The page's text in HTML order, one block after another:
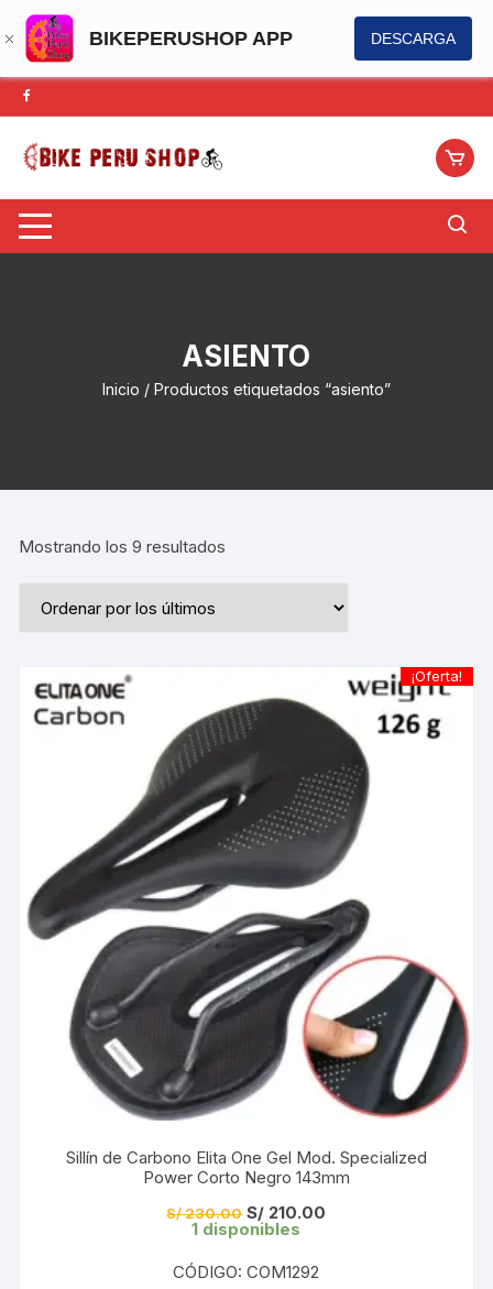
BIKEPERUSHOP APP DESCARGA
Saltar
al
contenido
ASIENTO
Inicio / Productos etiquetados “asiento”
Mostrando los 9 resultados
¡Oferta!
Sillín de Carbono Elita One Gel Mod. Specialized
Power Corto Negro 143mm
S/230.00 El
precio
S/ 230.00.
S/ 210.00
1 disponibles
CÓDIGO: COM1292